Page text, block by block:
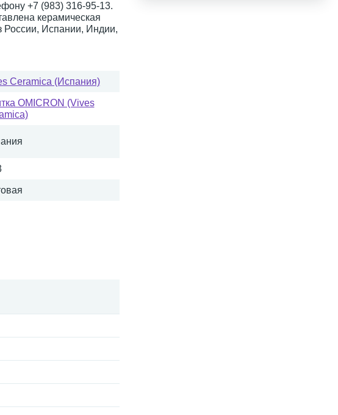
+7 (983) 316-95-13.
керамическая
России, Испании, Индии,
Ceramica (Испания)
OMICRON (Vives